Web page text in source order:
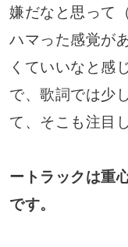
嫌だなと思って
ハマった感覚が
くていいなと感
で、歌詞では少
て、そこも注目
ートラックは重
です。